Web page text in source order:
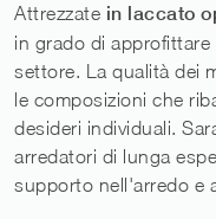
Attrezzate in laccato
in grado di
settore. La qualità dei
le composizioni che
desideri individuali.
arredatori di lunga
supporto nell'arredo e